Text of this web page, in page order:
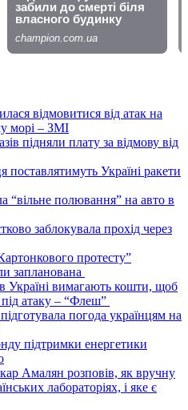
відмовитися від атак на
морі – ЗМІ
підняли плату за відмову від
Україні ракети
“вільне полювання” на авто в
заблокувала прохід через
протесту”
запланована
Україні вимагають кошти, щоб
атаку – “Флеш”
погода українцям на
підтримки енергетики
Амалян розповів, як вручну
лабораторіях, і яке є